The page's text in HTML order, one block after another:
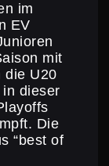
im
EV
mit
die U20
dieser
Die
“best of